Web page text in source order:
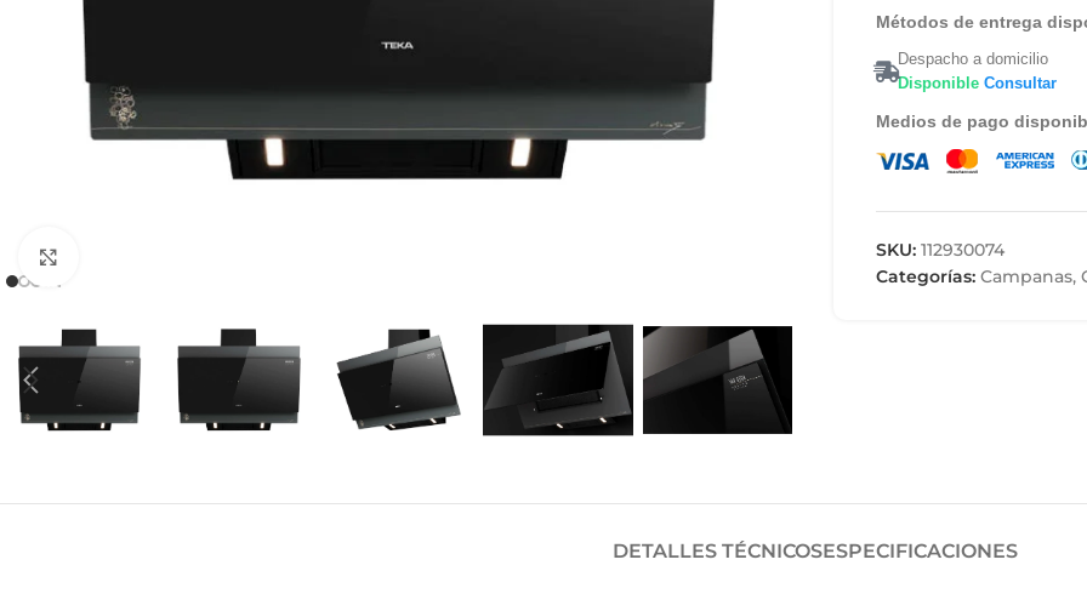
Métodos de entrega
Despacho a domicilio
Disponible Consultar
Medios de pago
SKU: 112930074
Categorías: Campanas,
DETALLES TÉCNICOSESPECIFICACIONES